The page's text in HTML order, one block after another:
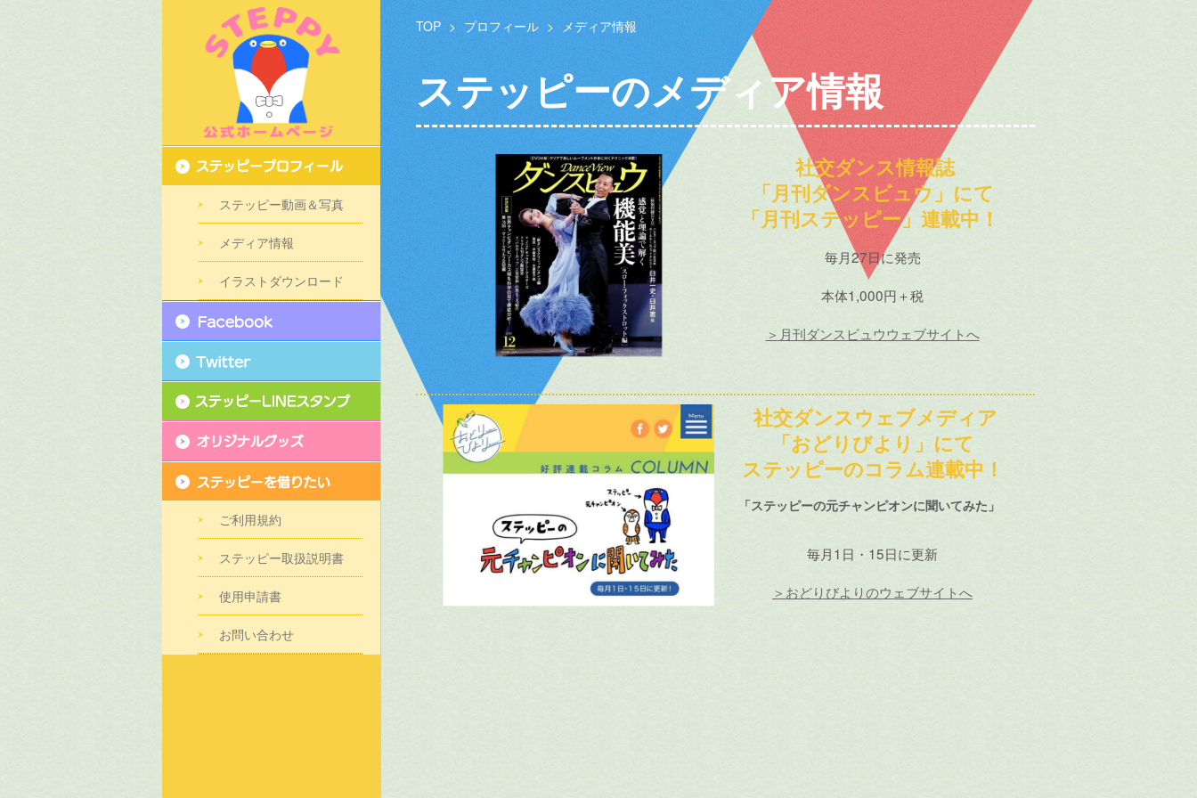
TOP > プロフィール > メディア情報
ステッピーのメディア情報
社交ダンス情報誌
「月刊ダンスビュウ」にて
「月刊ステッピー」連載中！
毎月27日に発売
本体1,000円＋税
＞月刊ダンスビュウウェブサイトへ
社交ダンスウェブメディア
「おどりびより」にて
ステッピーのコラム連載中！
「ステッピーの元チャンピオンに聞いてみた」
毎月1日・15日に更新
＞おどりびよりのウェブサイトへ
ステッピー動画＆写真
メディア情報
イラストダウンロード
ご利用規約
ステッピー取扱説明書
使用申請書
お問い合わせ